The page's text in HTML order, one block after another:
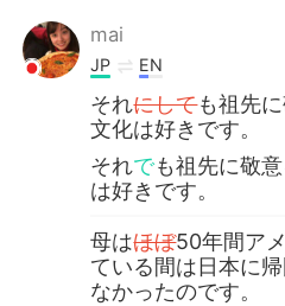
mai
JP EN
それにしても祖先
文化は好きです。
それでも祖先に敬
は好きです。
母はほぼ50年間ア
ている間は日本に
なかったのです。